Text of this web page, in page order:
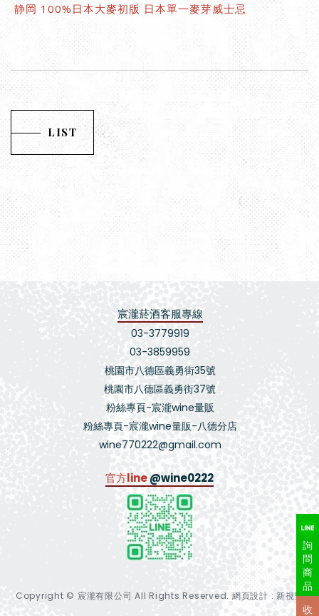
静岡 100%日本大麥初版 日本單一麥芽威士忌
LIST
宸瀧菸酒客服專線
03-3779919
03-3859959
桃園市八德區義勇街35號
桃園市八德區義勇街37號
粉絲專頁-宸瀧wine量販
粉絲專頁-宸瀧wine量販-八德分店
wine770222@gmail.com
官方line@wine0222
Copyright © 宸瀧有限公司 All Rights Reserved. 網頁設計 : 新視野
詢
問
商
品
收